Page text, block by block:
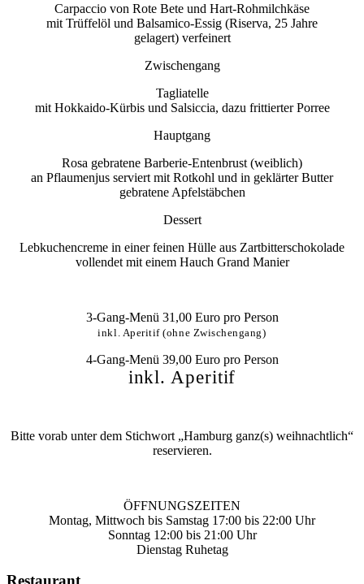
Carpaccio von Rote Bete und Hart-Rohmilchkäse
mit Trüffelöl und Balsamico-Essig (Riserva, 25 Jahre
gelagert) verfeinert
Zwischengang
Tagliatelle
mit Hokkaido-Kürbis und Salsiccia, dazu frittierter Porree
Hauptgang
Rosa gebratene Barberie-Entenbrust (weiblich)
an Pflaumenjus serviert mit Rotkohl und in geklärter Butter
gebratene Apfelstäbchen
Dessert
Lebkuchencreme in einer feinen Hülle aus Zartbitterschokolade
vollendet mit einem Hauch Grand Manier
3-Gang-Menü 31,00 Euro pro Person
inkl. Aperitif (ohne Zwischengang)
4-Gang-Menü 39,00 Euro pro Person
inkl. Aperitif
Bitte vorab unter dem Stichwort „Hamburg ganz(s) weihnachtlich“
reservieren.
ÖFFNUNGSZEITEN
Montag, Mittwoch bis Samstag 17:00 bis 22:00 Uhr
Sonntag 12:00 bis 21:00 Uhr
Dienstag Ruhetag